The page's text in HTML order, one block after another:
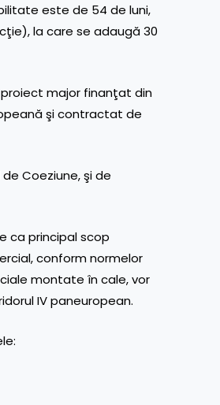
este de 54 de luni,
la care se adaugă 30
proiect major finanţat din
şi contractat de
Coeziune, şi de
ca principal scop
conform normelor
montate în cale, vor
IV paneuropean.